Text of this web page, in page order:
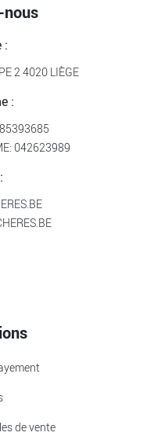
:
2 4020 LIÈGE
:
042623989
de vente